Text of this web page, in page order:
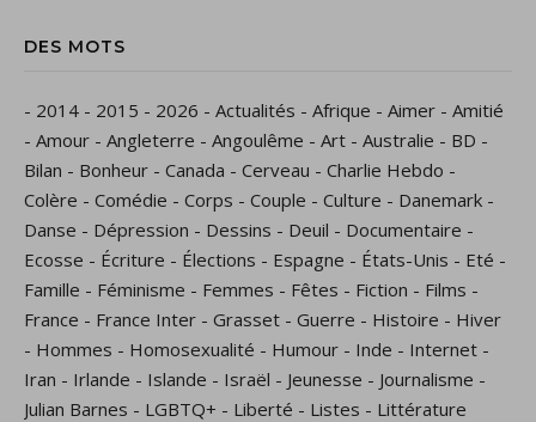
DES MOTS
- 2014 - 2015 - 2026 - Actualités - Afrique - Aimer - Amitié
- Amour - Angleterre - Angoulême - Art - Australie - BD -
Bilan - Bonheur - Canada - Cerveau - Charlie Hebdo -
Colère - Comédie - Corps - Couple - Culture - Danemark -
Danse - Dépression - Dessins - Deuil - Documentaire -
Ecosse - Écriture - Élections - Espagne - États-Unis - Eté -
Famille - Féminisme - Femmes - Fêtes - Fiction - Films -
France - France Inter - Grasset - Guerre - Histoire - Hiver
- Hommes - Homosexualité - Humour - Inde - Internet -
Iran - Irlande - Islande - Israël - Jeunesse - Journalisme -
Julian Barnes - LGBTQ+ - Liberté - Listes - Littérature